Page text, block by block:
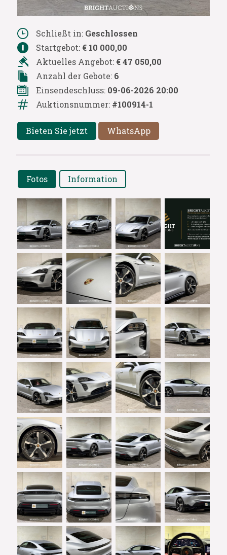
Schließt in: Geschlossen
Startgebot: € 10 000,00
Aktuelles Angebot: € 47 050,00
Anzahl der Gebote: 6
Einsendeschluss: 09-06-2026 20:00
Auktionsnummer: #100914-1
Bieten Sie jetzt WhatsApp
Fotos Information